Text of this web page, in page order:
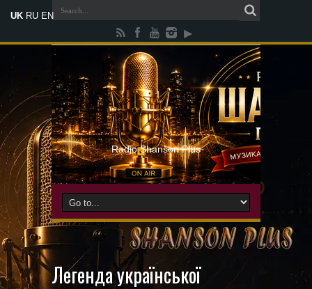
Radio Shanson Plus
Легенда української
UK RU EN